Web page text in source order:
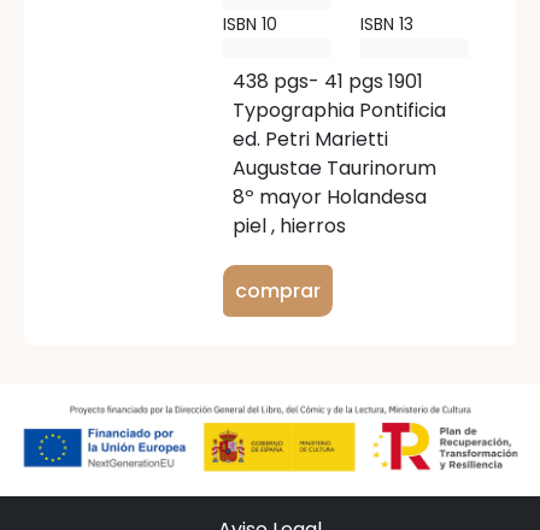
ISBN 10 ISBN 13
438 pgs- 41 pgs 1901
Typographia Pontificia
ed. Petri Marietti
Augustae Taurinorum
8º mayor Holandesa
piel , hierros
comprar